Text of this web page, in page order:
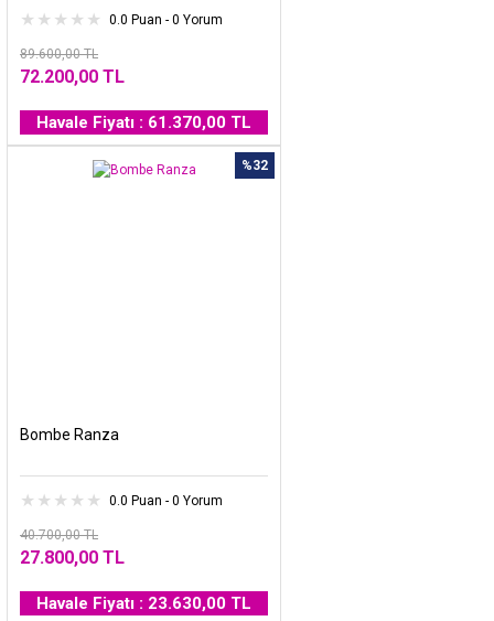
0.0 Puan - 0 Yorum
89.600,00 TL
72.200,00 TL
Havale Fiyatı : 61.370,00 TL
%32
Bombe Ranza
0.0 Puan - 0 Yorum
40.700,00 TL
27.800,00 TL
Havale Fiyatı : 23.630,00 TL